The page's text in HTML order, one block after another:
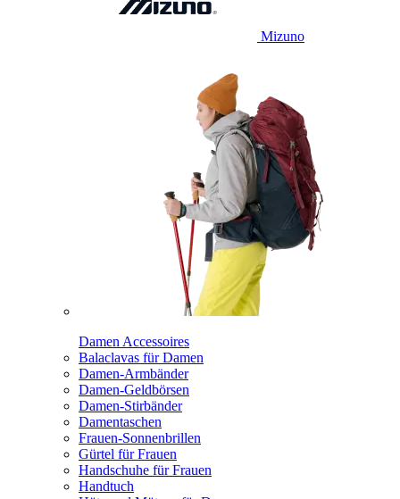
Mizuno
Damen Accessoires
Balaclavas für Damen
Damen-Armbänder
Damen-Geldbörsen
Damen-Stirbänder
Damentaschen
Frauen-Sonnenbrillen
Gürtel für Frauen
Handschuhe für Frauen
Handtuch